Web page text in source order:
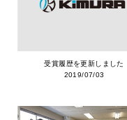
受賞履歴を更新しました
2019/07/03